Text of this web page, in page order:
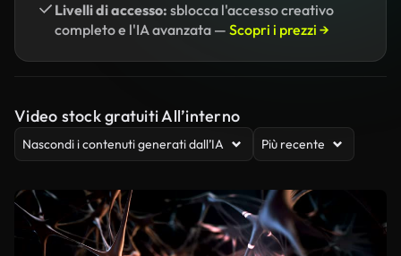
Livelli di accesso: sblocca l'accesso creativo
completo e l'IA avanzata — Scopri i prezzi →
Video stock gratuiti All’interno
Nascondi i contenuti generati dall’IA Più recente